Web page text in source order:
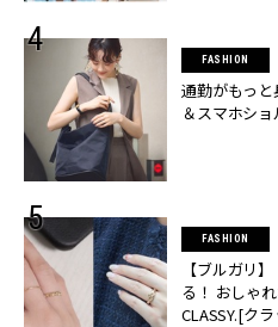
FASHION
通勤がもっ
＆スマホシ
FASHION
【ブルガリ
る！ おしゃ
CLASSY.[ク